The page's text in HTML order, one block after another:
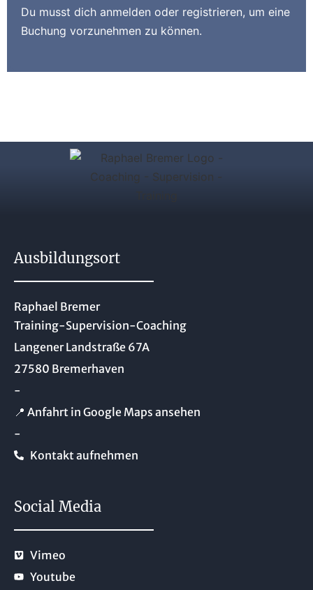
Du musst dich anmelden oder registrieren, um eine
Buchung vorzunehmen zu können.
Ausbildungsort
Raphael Bremer
Training-Supervision-Coaching
Langener Landstraße 67A
27580 Bremerhaven
-
📍 Anfahrt in Google Maps ansehen
-
Kontakt aufnehmen
Social Media
Vimeo
Youtube